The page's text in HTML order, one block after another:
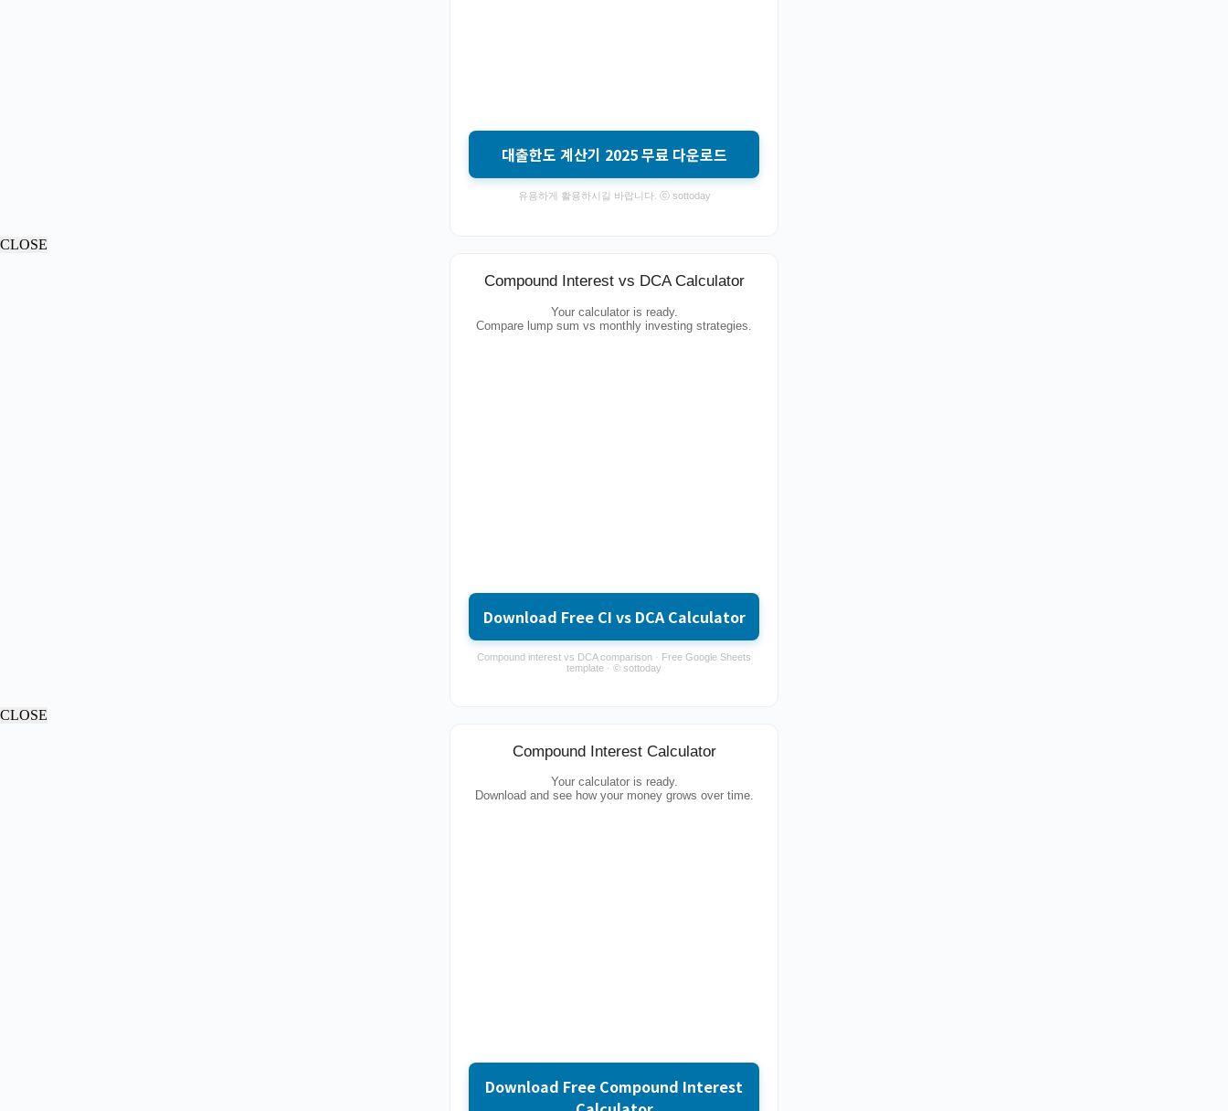
대출한도 계산기 2025 무료 다운로드
유용하게 활용하시길 바랍니다. ⓒ sottoday
CLOSE
Compound Interest vs DCA Calculator
Your calculator is ready.
Compare lump sum vs monthly investing strategies.
Download Free CI vs DCA Calculator
Compound interest vs DCA comparison · Free Google Sheets
template · © sottoday
CLOSE
Compound Interest Calculator
Your calculator is ready.
Download and see how your money grows over time.
Download Free Compound Interest